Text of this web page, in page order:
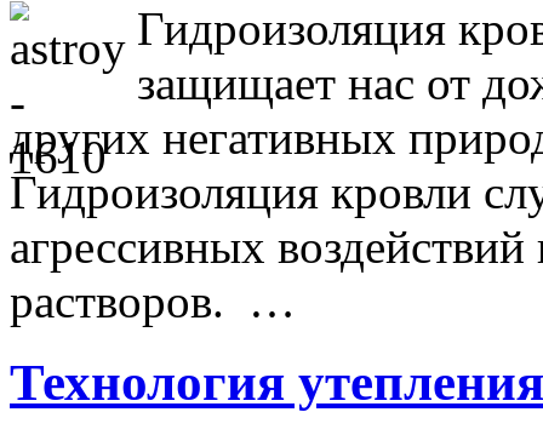
Гидроизоляция
защищает нас от
других негативных
Гидроизоляция кровли
агрессивных
растворов. …
Технология